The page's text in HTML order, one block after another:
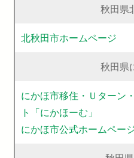
秋田県
北秋田市ホームページ
秋田県
にかほ市移住・Ｕターン
ト「にかほーむ」
にかほ市公式ホームペー